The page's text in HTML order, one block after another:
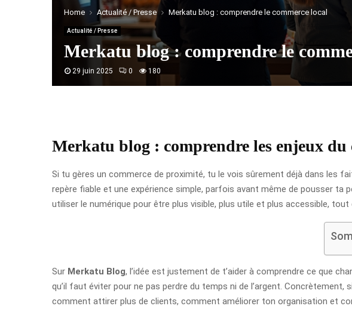
Home Actualité / Presse Merkatu blog : comprendre le commerce local
Actualité / Presse
Merkatu blog : comprendre le
29 juin 2025 0 180
Merkatu blog : comprendre les enjeux du
Si tu gères un commerce de proximité, tu le vois sûrement déjà dans les
repère fiable et une expérience simple, parfois avant même de pousser ta
utiliser le numérique pour être plus visible, plus utile et plus accessible,
Sur Merkatu Blog, l’idée est justement de t’aider à comprendre ce que
qu’il faut éviter pour ne pas perdre du temps ni de l’argent.
comment attirer plus de clients, comment améliorer ton organisation et